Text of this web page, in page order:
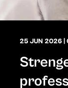
25 JUN 2026